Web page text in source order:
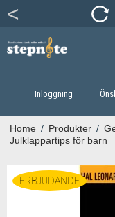
Inloggning
Home / Produkter /
Julklappartips för barn
ERBJUDANDE